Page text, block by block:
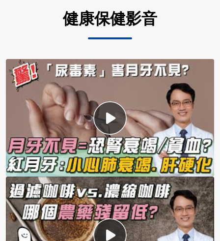
健康保健影音